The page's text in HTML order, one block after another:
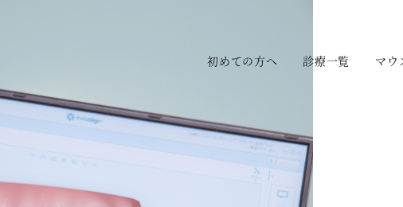
初めての方へ 診療一覧 マウ